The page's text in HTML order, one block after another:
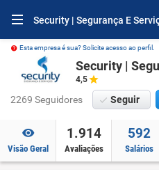
Security | Segurança E
Esta empresa é sua? Solicite acesso ao perfil.
Security |
4,5
2269 Seguidores Seguir
Visão Geral
1.914
Avaliações
592
Salários